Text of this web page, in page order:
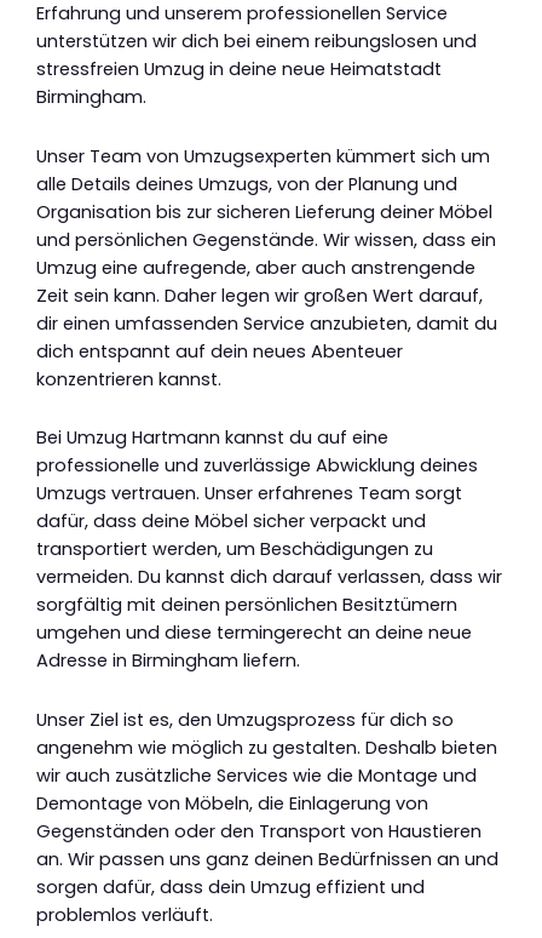
Erfahrung und unserem professionellen Service
unterstützen wir dich bei einem reibungslosen und
stressfreien Umzug in deine neue Heimatstadt
Birmingham.
Unser Team von Umzugsexperten kümmert sich um
alle Details deines Umzugs, von der Planung und
Organisation bis zur sicheren Lieferung deiner Möbel
und persönlichen Gegenstände. Wir wissen, dass ein
Umzug eine aufregende, aber auch anstrengende
Zeit sein kann. Daher legen wir großen Wert darauf,
dir einen umfassenden Service anzubieten, damit du
dich entspannt auf dein neues Abenteuer
konzentrieren kannst.
Bei Umzug Hartmann kannst du auf eine
professionelle und zuverlässige Abwicklung deines
Umzugs vertrauen. Unser erfahrenes Team sorgt
dafür, dass deine Möbel sicher verpackt und
transportiert werden, um Beschädigungen zu
vermeiden. Du kannst dich darauf verlassen, dass wir
sorgfältig mit deinen persönlichen Besitztümern
umgehen und diese termingerecht an deine neue
Adresse in Birmingham liefern.
Unser Ziel ist es, den Umzugsprozess für dich so
angenehm wie möglich zu gestalten. Deshalb bieten
wir auch zusätzliche Services wie die Montage und
Demontage von Möbeln, die Einlagerung von
Gegenständen oder den Transport von Haustieren
an. Wir passen uns ganz deinen Bedürfnissen an und
sorgen dafür, dass dein Umzug effizient und
problemlos verläuft.